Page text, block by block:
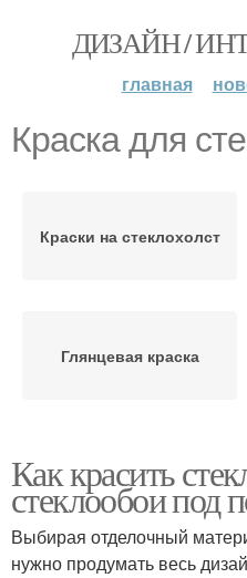
ДИЗАЙН /
главная
Краска для
Краски на стеклохолст
Глянцевая краска
Акриловые краски
Как красить
стеклообои под
Выбирая отделочный
нужно продумать весь